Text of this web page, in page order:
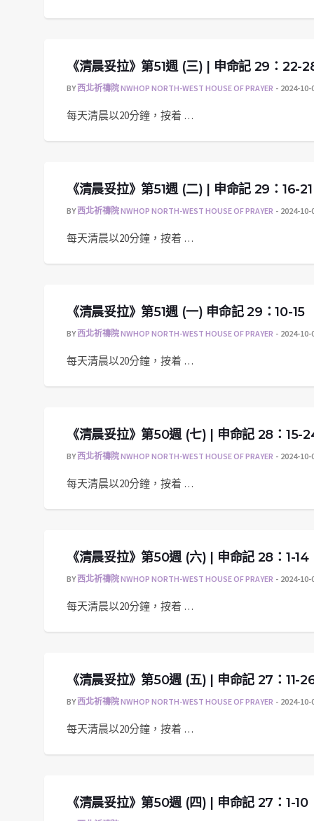
《清晨妥拉》第51週 (三) | 申命記 29：22-
BY西北祈禱院 NWHOP NORTH-WEST HOUSE OF PRAYER 2024-10-
每天清晨以20分鐘，按着 …
《清晨妥拉》第51週 (二) | 申命記 29：16-21
BY西北祈禱院 NWHOP NORTH-WEST HOUSE OF PRAYER 2024-10-
每天清晨以20分鐘，按着 …
《清晨妥拉》第51週 (一) 申命記 29：10-15
BY西北祈禱院 NWHOP NORTH-WEST HOUSE OF PRAYER 2024-10-
每天清晨以20分鐘，按着 …
《清晨妥拉》第50週 (七) | 申命記 28：15-
BY西北祈禱院 NWHOP NORTH-WEST HOUSE OF PRAYER 2024-10-
每天清晨以20分鐘，按着 …
《清晨妥拉》第50週 (六) | 申命記 28：1-14
BY西北祈禱院 NWHOP NORTH-WEST HOUSE OF PRAYER 2024-10-
每天清晨以20分鐘，按着 …
《清晨妥拉》第50週 (五) | 申命記 27：11-
BY西北祈禱院 NWHOP NORTH-WEST HOUSE OF PRAYER 2024-10-
每天清晨以20分鐘，按着 …
《清晨妥拉》第50週 (四) | 申命記 27：1-10